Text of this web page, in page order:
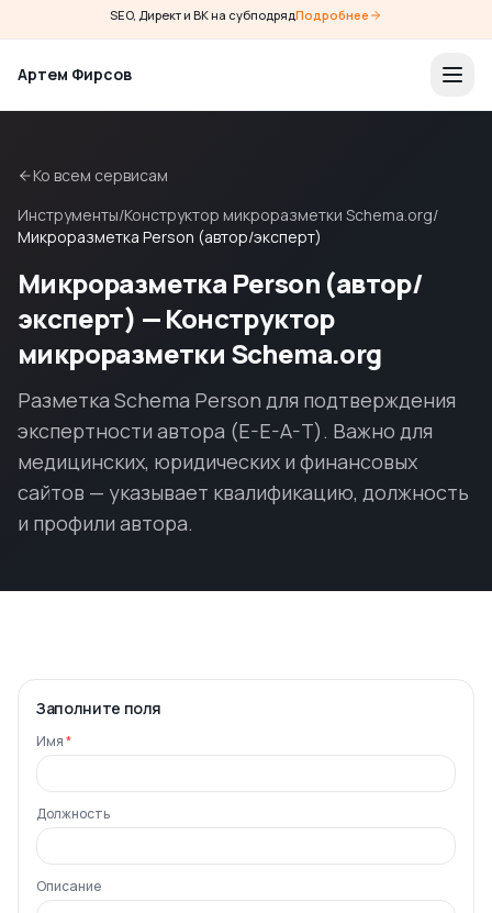
SEO, Директ и ВК на субподрядПодробнее
Артем Фирсов
Ко всем сервисам
Инструменты/Конструктор микроразметки Schema.org/
Микроразметка Person (автор/эксперт)
Микроразметка Person (автор/
эксперт) — Конструктор
микроразметки Schema.org
Разметка Schema Person для подтверждения
экспертности автора (E-E-A-T). Важно для
медицинских, юридических и финансовых
сайтов — указывает квалификацию, должность
и профили автора.
Заполните поля
Имя*
Должность
Описание